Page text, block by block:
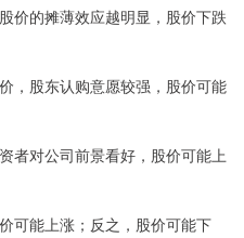
价的摊薄效应越明显，股价下跌
，股东认购意愿较强，股价可能
者对公司前景看好，股价可能上
可能上涨；反之，股价可能下